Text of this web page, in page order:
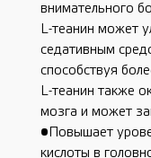
внимательного
L-теанин может
седативным
способствуя
L-теанин также
мозга и может
•Повышает
кислоты в